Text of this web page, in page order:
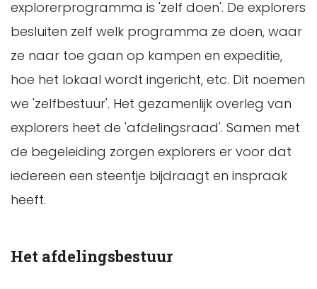
explorerprogramma is 'zelf doen'. De explorers
besluiten zelf welk programma ze doen, waar
ze naar toe gaan op kampen en expeditie,
hoe het lokaal wordt ingericht, etc. Dit noemen
we 'zelfbestuur'. Het gezamenlijk overleg van
explorers heet de 'afdelingsraad'. Samen met
de begeleiding zorgen explorers er voor dat
iedereen een steentje bijdraagt en inspraak
heeft.
Het afdelingsbestuur